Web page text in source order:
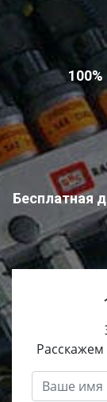
Бесплатная
Расскажем